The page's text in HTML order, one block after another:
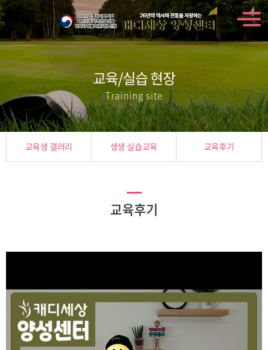
교육/실습 현장
Training site
교육생 갤러리 생생 실습교육 교육후기
교육후기